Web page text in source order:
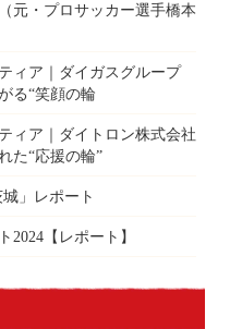
元・プロサッカー選手橋本
ィア｜ダイガスグループ
る“笑顔の輪
ィア｜ダイトロン株式会社
た“応援の輪”
」レポート
2024【レポート】